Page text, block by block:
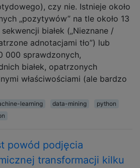
czy nie. Istnieje około
„pozytywów” na tle około 13
białek („Nieznane /
adnotacjami tło”) lub
000 sprawdzonych,
białek, opatrzonych
właściwościami (ale bardzo
learning data-mining
python
powód podjęcia
transformacji kilku